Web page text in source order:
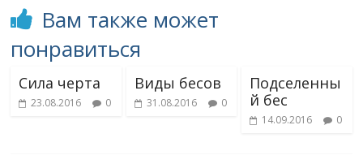
Вам также может
понравиться
Сила черта
23.08.2016 0
Виды бесов
31.08.2016 0
Подселенны
й бес
14.09.2016 0